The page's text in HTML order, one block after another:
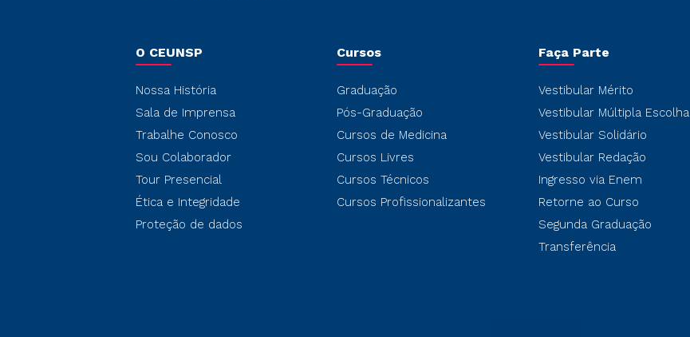
O CEUNSP
Nossa História
Sala de Imprensa
Trabalhe Conosco
Sou Colaborador
Tour Presencial
Ética e Integridade
Proteção de dados
Cursos
Graduação
Pós-Graduação
Cursos de Medicina
Cursos Livres
Cursos Técnicos
Cursos Profissionalizantes
Faça Parte
Vestibular Mérito
Vestibular Múltipla Escolha
Vestibular Solidário
Vestibular Redação
Ingresso via Enem
Retorne ao Curso
Segunda Graduação
Transferência